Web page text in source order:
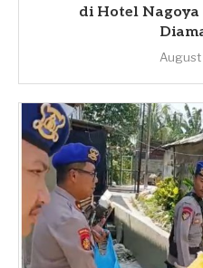
di Hotel Nagoya